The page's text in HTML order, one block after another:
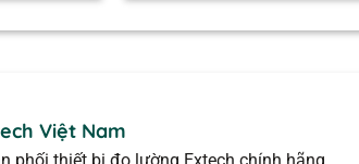
Việt Nam